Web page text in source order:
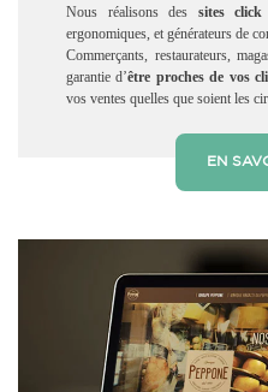
Nous réalisons des sites
ergonomiques, et générateurs de
Commerçants, restaurateurs,
garantie d’être proches de vos
vos ventes quelles que soient les
EN